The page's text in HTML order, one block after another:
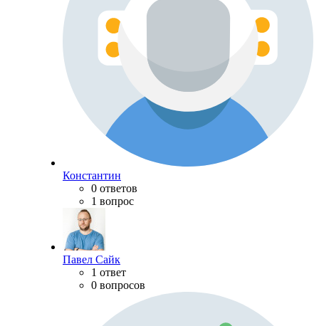
Константин
0 ответов
1 вопрос
Павел Сайк
1 ответ
0 вопросов